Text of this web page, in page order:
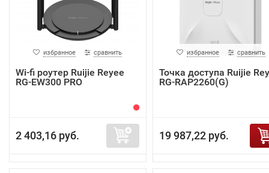
избранное сравнить
Wi-fi роутер Ruijie Reyee
RG-EW300 PRO
2 403,16 руб.
избранное сравнить
Точка доступа Ruijie
RG-RAP2260(G)
19 987,22 руб.